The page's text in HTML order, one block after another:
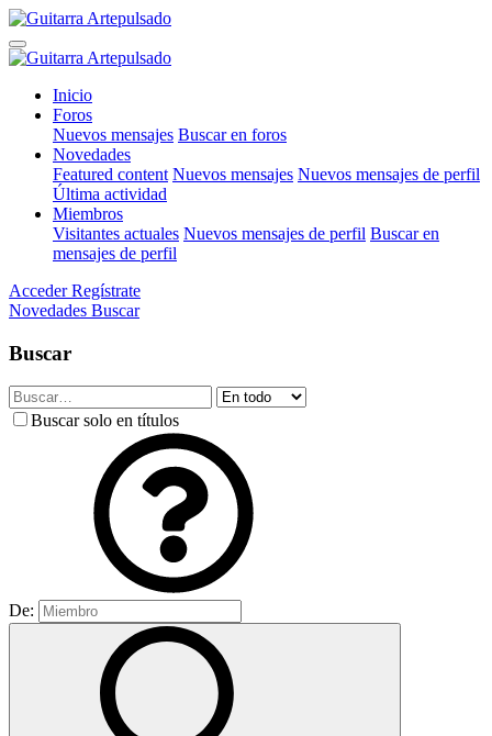
Inicio
Foros
Nuevos mensajes Buscar en foros
Novedades
Featured content Nuevos mensajes Nuevos mensajes de perfil
Última actividad
Miembros
Visitantes actuales Nuevos mensajes de perfil Buscar en
mensajes de perfil
Acceder Regístrate
Novedades Buscar
Buscar
Buscar solo en títulos
De: